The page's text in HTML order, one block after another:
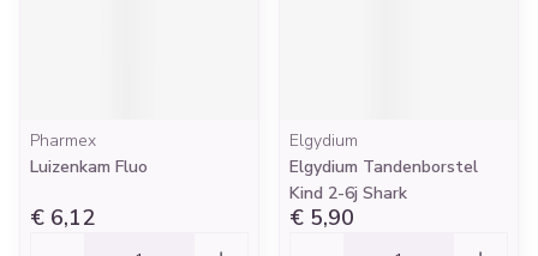
Pharmex
Luizenkam Fluo
€ 6,12
Elgydium
Elgydium Tandenborstel
Kind 2-6j Shark
€ 5,90